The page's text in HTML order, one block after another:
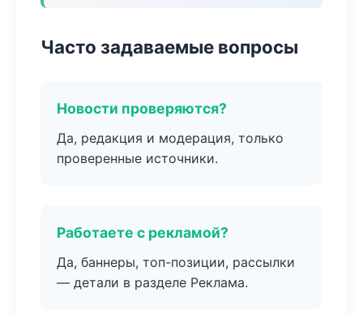
Часто задаваемые вопросы
Новости проверяются?
Да, редакция и модерация, только
проверенные источники.
Работаете с рекламой?
Да, баннеры, топ-позиции, рассылки
— детали в разделе Реклама.